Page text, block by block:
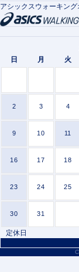
アシックスウォーキン
日 月 火
2 3 4
9 10 11
16 17 18
23 24 25
30 31
定休日